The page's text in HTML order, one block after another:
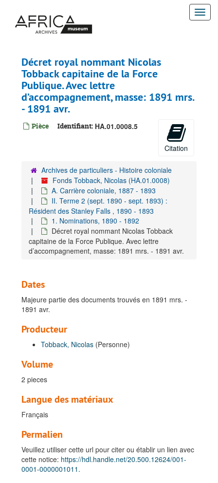
contenu
Décret royal nommant Nicolas
Tobback capitaine de la Force
Publique. Avec lettre
d’accompagnement, masse: 1891 mrs.
- 1891 avr.
Pièce Identifiant: HA.01.0008.5
Citation
Archives de particuliers - Histoire coloniale
Fonds Tobback, Nicolas (HA.01.0008)
A. Carrière coloniale, 1887 - 1893
II. Terme 2 (sept. 1890 - sept. 1893) :
Résident des Stanley Falls , 1890 - 1893
1. Nominations, 1890 - 1892
Décret royal nommant Nicolas Tobback
capitaine de la Force Publique. Avec lettre
d’accompagnement, masse: 1891 mrs. - 1891 avr.
Dates
Majeure partie des documents trouvés en 1891 mrs. -
1891 avr.
Producteur
Tobback, Nicolas (Personne)
Volume
2 pieces
Langue des matériaux
Français
Permalien
Veuillez utiliser cette url pour citer ou établir un lien avec
cette notice: https://hdl.handle.net/20.500.12624/001-
0001-0000001011.